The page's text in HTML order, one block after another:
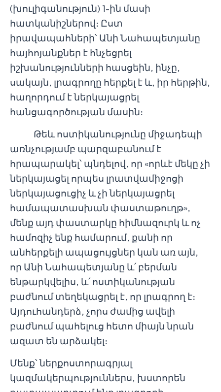
(խուլիգանություն) 1-ին մասի
հատկանիշներով։ Ըստ
իրավապահների՝ Անի Նահապետյանը
հայհոյանքներ է հնչեցրել
իշխանությունների հասցեին, ինչը,
սակայն, լրագրողը հերքել է և, իր հերթին,
հաղորդում է ներկայացրել
հանցագործության մասին։
Թեև ոստիկանությունը միջադեպի
առնչությամբ պարզաբանում է
հրապարակել՝ պնդելով, որ «որևէ մեկը չի
ներկայացել որպես լրատվամիջոցի
ներկայացուցիչ և չի ներկայացրել
համապատասխան փաստաթուղթ»,
մենք այդ փաստարկը հիմնազուրկ և ոչ
համոզիչ ենք համարում, քանի որ
անհերքելի ապացույցներ կան առ այն,
որ Անի Նահապետյանը և՛ բերման
ենթարկվելիս, և՛ ոստիկանության
բաժնում տեղեկացրել է, որ լրագրող է։
Այդուհանդերձ, չորս ժամից ավելի
բաժնում պահելուց հետո միայն նրան
ազատ են արձակել։
Մենք՝ ներքոստորագրյալ
կազմակերպություններս, խստորեն